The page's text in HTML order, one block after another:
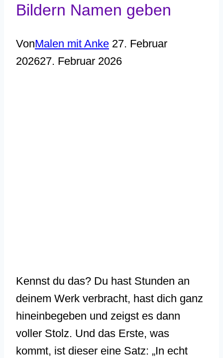
Bildern Namen geben
VonMalen mit Anke 27. Februar
202627. Februar 2026
Kennst du das? Du hast Stunden an
deinem Werk verbracht, hast dich ganz
hineinbegeben und zeigst es dann
voller Stolz. Und das Erste, was
kommt, ist dieser eine Satz: „In echt